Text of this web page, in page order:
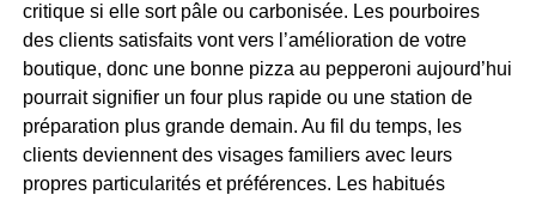
critique si elle sort pâle ou carbonisée. Les pourboires
des clients satisfaits vont vers l’amélioration de votre
boutique, donc une bonne pizza au pepperoni aujourd’hui
pourrait signifier un four plus rapide ou une station de
préparation plus grande demain. Au fil du temps, les
clients deviennent des visages familiers avec leurs
propres particularités et préférences. Les habitués